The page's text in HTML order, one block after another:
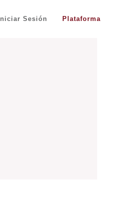
Iniciar Sesión Plataforma